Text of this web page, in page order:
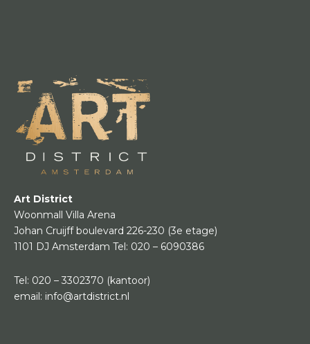
Art District
Woonmall Villa Arena
Johan Cruijff boulevard 226-230 (3e etage)
1101 DJ Amsterdam Tel: 020 – 6090386
Tel: 020 – 3302370 (kantoor)
email: info@artdistrict.nl